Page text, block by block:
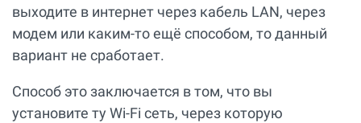
выходите в интернет через кабель LAN, через
модем или каким-то ещё способом, то данный
вариант не сработает.
Способ это заключается в том, что вы
установите ту Wi-Fi сеть, через которую